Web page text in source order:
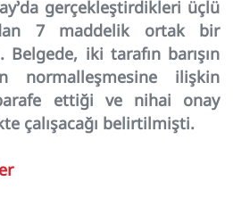
gerçekleştirdikleri üçlü
7 maddelik ortak bir
Belgede, iki tarafın barışın
normalleşmesine ilişkin
ettiği ve nihai onay
çalışacağı belirtilmişti.